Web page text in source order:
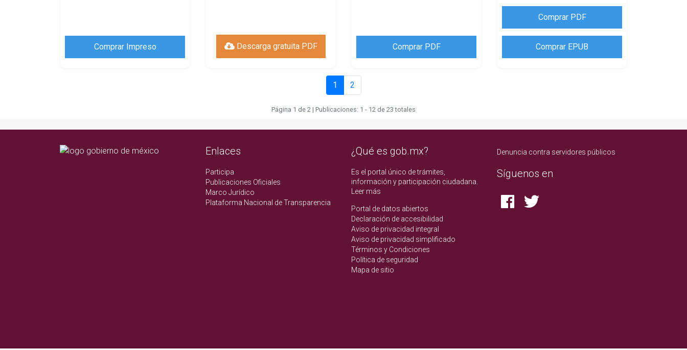
Comprar Impreso Descarga gratuita PDF Comprar PDF
Comprar PDF
Comprar EPUB
1 2
Página 1 de 2 | Publicaciones: 1 - 12 de 23 totales
Enlaces
Participa
Publicaciones Oficiales
Marco Jurídico
Plataforma Nacional de Transparencia
¿Qué es gob.mx?
Es el portal único de trámites,
información y participación ciudadana.
Leer más
Portal de datos abiertos
Declaración de accesibilidad
Aviso de privacidad integral
Aviso de privacidad simplificado
Términos y Condiciones
Política de seguridad
Mapa de sitio
Denuncia contra servidores públicos
Síguenos en